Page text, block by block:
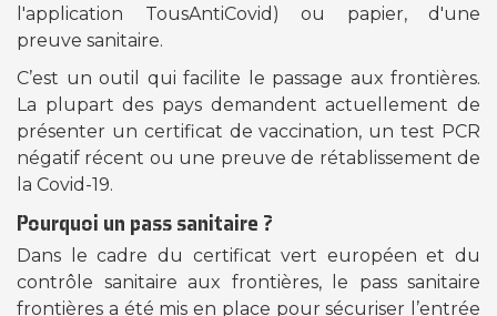
l'application TousAntiCovid) ou papier, d'une
preuve sanitaire.
C’est un outil qui facilite le passage aux frontières.
La plupart des pays demandent actuellement de
présenter un certificat de vaccination, un test PCR
négatif récent ou une preuve de rétablissement de
la Covid-19.
Pourquoi un pass sanitaire ?
Dans le cadre du certificat vert européen et du
contrôle sanitaire aux frontières, le pass sanitaire
frontières a été mis en place pour sécuriser l’entrée